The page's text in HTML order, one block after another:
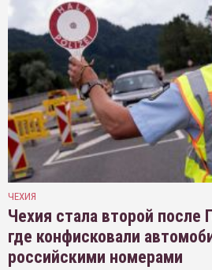
ЧЕХИЯ
Чехия стала второй после
где конфисковали
российскими номерами